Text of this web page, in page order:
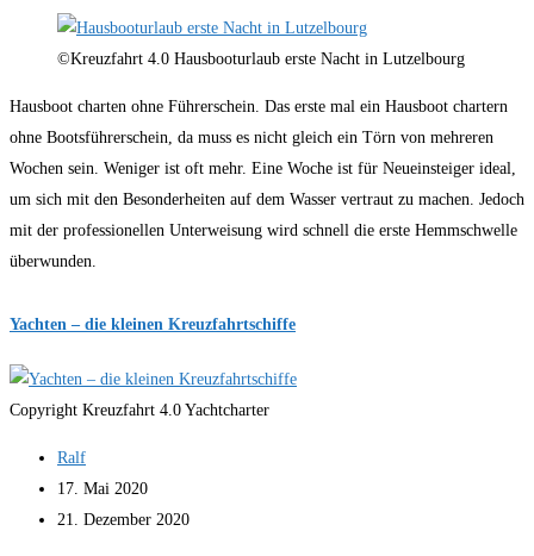
©Kreuzfahrt 4.0 Hausbooturlaub erste Nacht in Lutzelbourg
Hausboot charten ohne Führerschein. Das erste mal ein Hausboot chartern
ohne Bootsführerschein, da muss es nicht gleich ein Törn von mehreren
Wochen sein. Weniger ist oft mehr. Eine Woche ist für Neueinsteiger ideal,
um sich mit den Besonderheiten auf dem Wasser vertraut zu machen. Jedoch
mit der professionellen Unterweisung wird schnell die erste Hemmschwelle
überwunden.
Yachten – die kleinen Kreuzfahrtschiffe
Copyright Kreuzfahrt 4.0 Yachtcharter
Beitrags-
Autor:
Ralf
Beitrag
veröffentlicht:
17. Mai 2020
Beitrag
21. Dezember 2020